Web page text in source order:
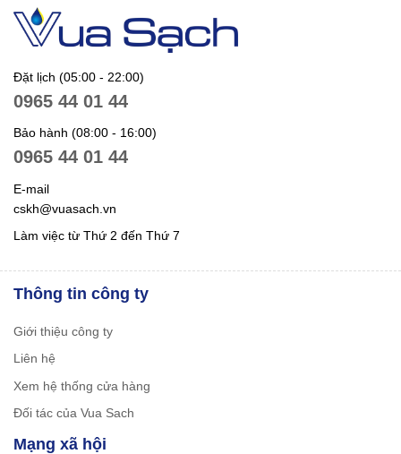
Đặt lịch (05:00 - 22:00)
0965 44 01 44
Bảo hành (08:00 - 16:00)
0965 44 01 44
E-mail
cskh@vuasach.vn
Làm việc từ Thứ 2 đến Thứ 7
Thông tin công ty
Giới thiệu công ty
Liên hệ
Xem hệ thống cửa hàng
Đối tác của Vua Sach
Mạng xã hội